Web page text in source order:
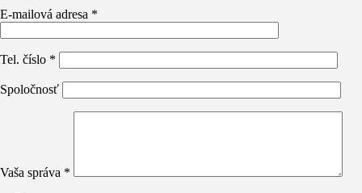
E-mailová adresa *
Tel. číslo *
Spoločnosť
Vaša správa *